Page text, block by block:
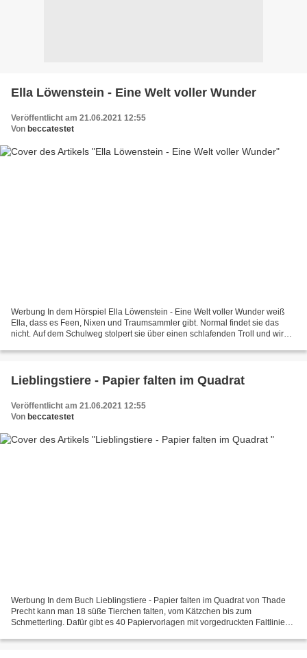
Ella Löwenstein - Eine Welt voller Wunder
Veröffentlicht am 21.06.2021 12:55
Von beccatestet
Werbung In dem Hörspiel Ella Löwenstein - Eine Welt voller Wunder weiß
Ella, dass es Feen, Nixen und Traumsammler gibt. Normal findet sie das
nicht. Auf dem Schulweg stolpert sie über einen schlafenden Troll und wird
Lieblingstiere - Papier falten im Quadrat
Veröffentlicht am 21.06.2021 12:55
Von beccatestet
Werbung In dem Buch Lieblingstiere - Papier falten im Quadrat von Thade
Precht kann man 18 süße Tierchen falten, vom Kätzchen bis zum
Schmetterling. Dafür gibt es 40 Papiervorlagen mit vorgedruckten Faltlinien.